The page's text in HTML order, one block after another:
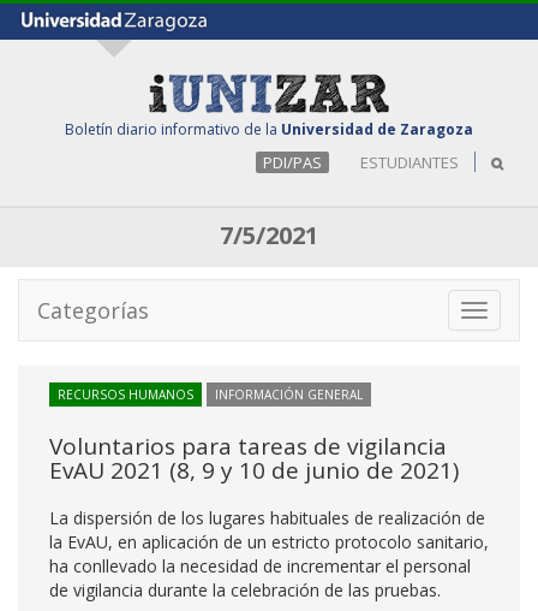
Boletín diario informativo de la Universidad de Zaragoza
PDI/PAS ESTUDIANTES
7/5/2021
Toggle
Categorías
RECURSOS HUMANOS INFORMACIÓN GENERAL
Voluntarios para tareas de vigilancia
EvAU 2021 (8, 9 y 10 de junio de 2021)
La dispersión de los lugares habituales de realización de
la EvAU, en aplicación de un estricto protocolo sanitario,
ha conllevado la necesidad de incrementar el personal
de vigilancia durante la celebración de las pruebas.